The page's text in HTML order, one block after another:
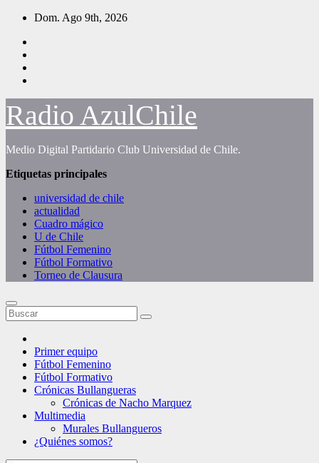
Saltar
contenido
Dom. Ago 9th, 2026
Radio AzulChile
Medio Digital Partidario Club Universidad de Chile.
Etiquetas principales
universidad de chile
actualidad
Cuadro mágico
U de Chile
Fútbol Femenino
Fútbol Formativo
Torneo de Clausura
Primer equipo
Fútbol Femenino
Fútbol Formativo
Crónicas Bullangueras
Crónicas de Nacho Marquez
Multimedia
Murales Bullangueros
¿Quiénes somos?